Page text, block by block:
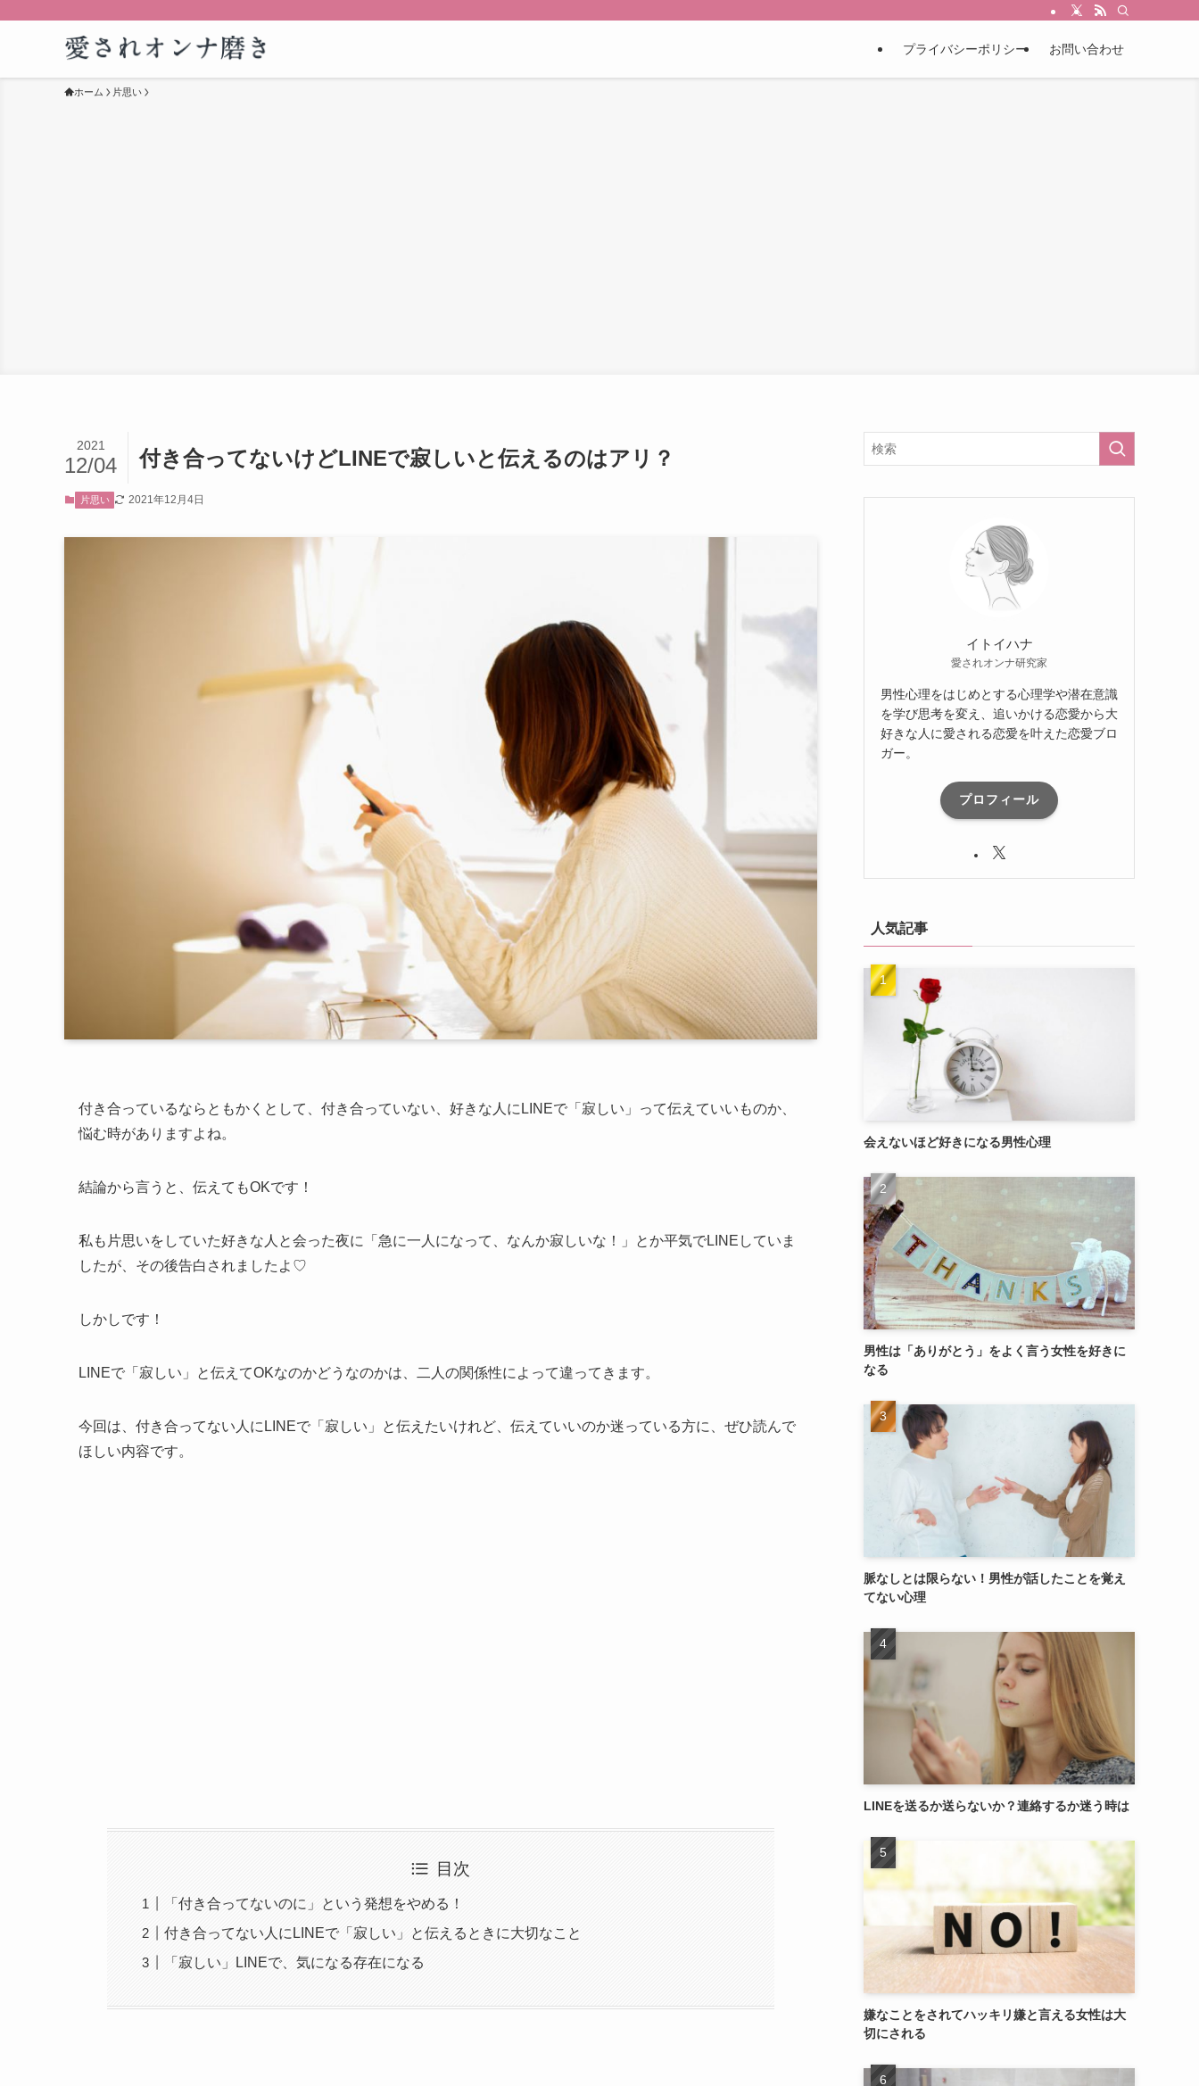
プライバシーポリシー お問い合わせ
ホーム 片思い
付き合ってないけどLINEで寂しいと伝えるのはアリ？
2021
12/04
片思い 2021年12月4日
付き合っているならともかくとして、付き合っていない、好きな人にLINEで「寂しい」って伝えていいものか、
悩む時がありますよね。
結論から言うと、伝えてもOKです！
私も片思いをしていた好きな人と会った夜に「急に一人になって、なんか寂しいな！」とか平気でLINEしていま
したが、その後告白されましたよ♡
しかしです！
LINEで「寂しい」と伝えてOKなのかどうなのかは、二人の関係性によって違ってきます。
今回は、付き合ってない人にLINEで「寂しい」と伝えたいけれど、伝えていいのか迷っている方に、ぜひ読んで
ほしい内容です。
目次
「付き合ってないのに」という発想をやめる！
付き合ってない人にLINEで「寂しい」と伝えるときに大切なこと
「寂しい」LINEで、気になる存在になる
イトイハナ
愛されオンナ研究家
男性心理をはじめとする心理学や潜在意識
を学び思考を変え、追いかける恋愛から大
好きな人に愛される恋愛を叶えた恋愛ブロ
ガー。
プロフィール
人気記事
会えないほど好きになる男性心理
男性は「ありがとう」をよく言う女性を好きに
なる
脈なしとは限らない！男性が話したことを覚え
てない心理
LINEを送るか送らないか？連絡するか迷う時は
嫌なことをされてハッキリ嫌と言える女性は大
切にされる